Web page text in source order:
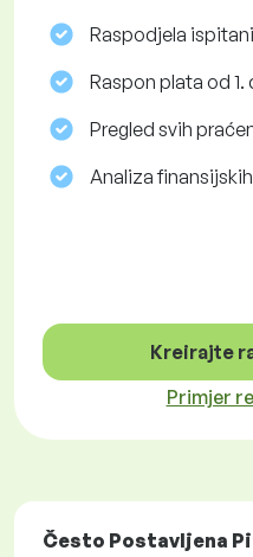
Raspodjela
Raspon plata od 1.
Pregled svih
Analiza
Kreirajte
Primjer
Često Postavljena